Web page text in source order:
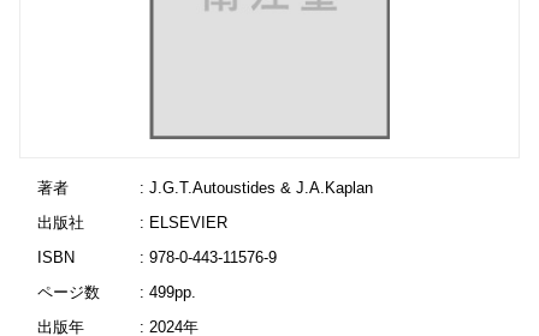
著者
: J.G.T.Autoustides & J.A.Kaplan
出版社
: ELSEVIER
ISBN
: 978-0-443-11576-9
ページ数
: 499pp.
出版年
: 2024年